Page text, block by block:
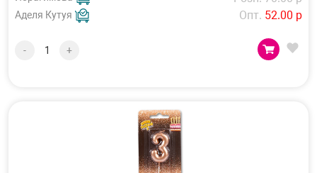
Аделя Кутуя
Опт. 52.00 р
- +